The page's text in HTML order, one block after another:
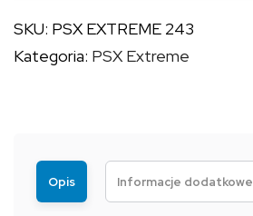
243
SKU: PSX EXTREME 243
Kategoria: PSX Extreme
Opis Informacje dodatkowe